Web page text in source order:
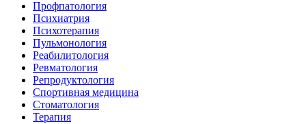
Профпатология
Психиатрия
Психотерапия
Пульмонология
Реабилитология
Ревматология
Репродуктология
Спортивная медицина
Стоматология
Терапия